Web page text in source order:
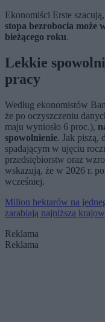
Ekonomiści Erste
stopa bezrobocia może
bieżącego roku.
Lekkie
pracy
Według ekonomistów
że po oczyszczeniu
maju wyniosło 6 proc.),
spowolnienie. Jak piszą,
spadającym w ujęciu
przedsiębiorstw oraz
wskazują, że w 2026 r.
wcześniej.
Milion hektarów na
zarabiają najniższą
Reklama
Reklama